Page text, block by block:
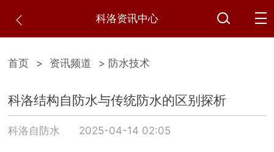
科洛资讯中心
首页 > 资讯频道 > 防水技术
科洛结构自防水与传统防水的区别探析
科洛自防水 2025-04-14 02:05